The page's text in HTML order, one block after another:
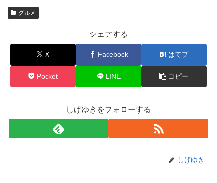
グルメ
シェアする
X Facebook はてブ
Pocket LINE コピー
しげゆきをフォローする
しげゆき